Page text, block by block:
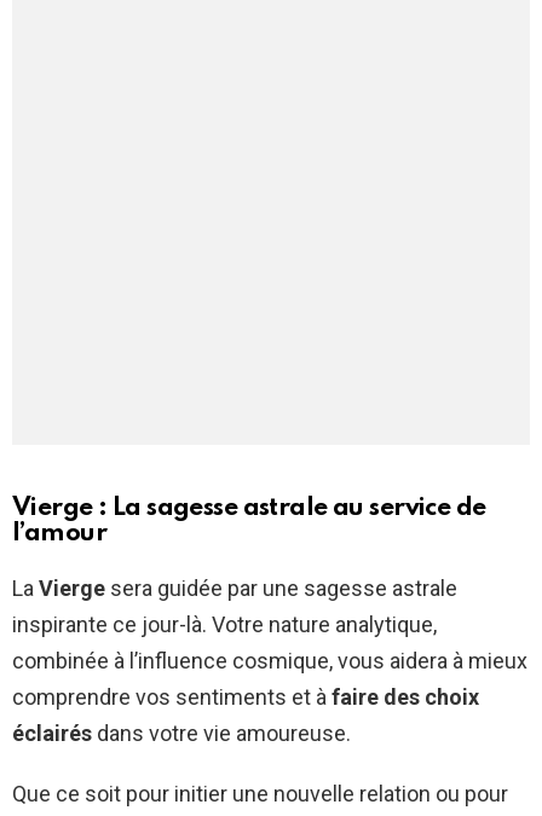
Vierge : La sagesse astrale au service de
l’amour
LaVierge sera guidée par une sagesse astrale
inspirante ce jour-là. Votre nature analytique,
combinée à l’influence cosmique, vous aidera à mieux
comprendre vos sentiments et àfaire des choix
éclairés dans votre vie amoureuse.
Que ce soit pour initier une nouvelle relation ou pour